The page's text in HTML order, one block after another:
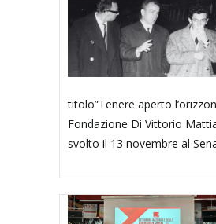
titolo”Tenere aperto
Fondazione Di Vittorio
svolto il 13 novembre al